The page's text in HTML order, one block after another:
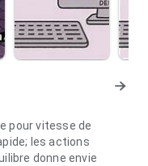
pour vitesse de
les actions
donne envie